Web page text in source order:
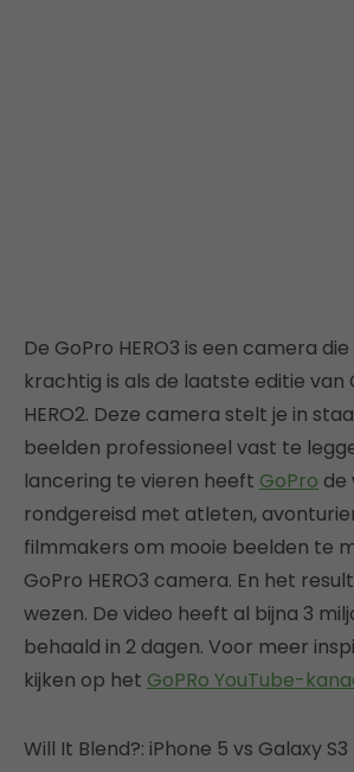
De GoPro HERO3 is een camera
krachtig is als de laatste editie van
HERO2. Deze camera stelt je in
beelden professioneel vast te
lancering te vieren heeft GoPro de
rondgereisd met atleten,
filmmakers om mooie beelden te
GoPro HERO3 camera. En het
wezen. De video heeft al bijna 3
behaald in 2 dagen. Voor meer
kijken op het GoPRo YouTube-
Will It Blend?: iPhone 5 vs Galaxy S3